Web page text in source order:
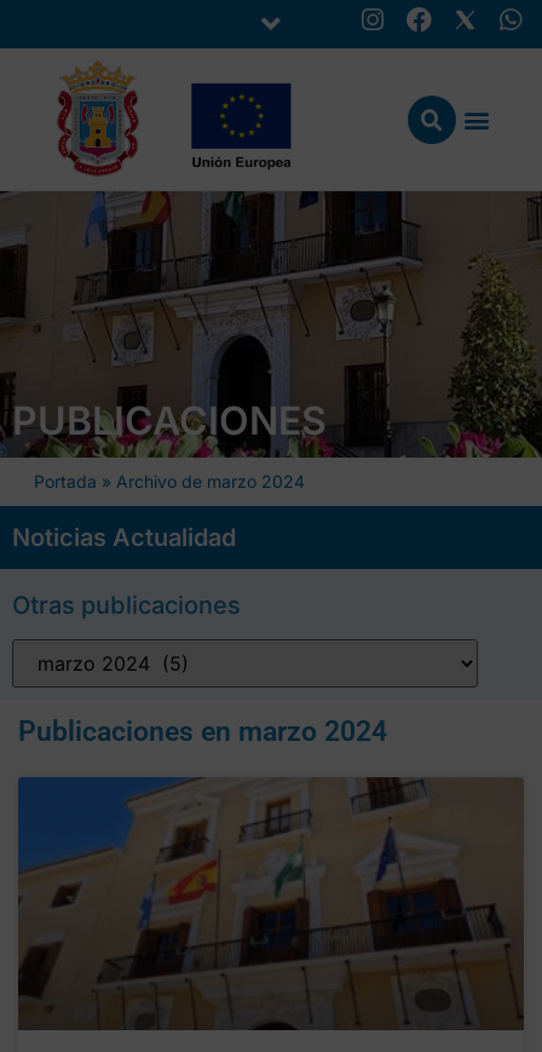
PUBLICACIONES
Portada » Archivo de marzo 2024
Noticias Actualidad
Otras publicaciones
Publicaciones en marzo 2024